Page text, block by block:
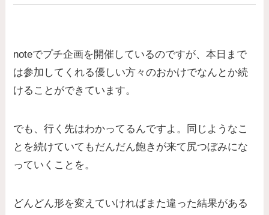
noteでプチ企画を開催しているのですが、本日まで
は参加してくれる優しい方々のおかけでなんとか続
けることができています。
でも、行く先はわかってるんですよ。同じようなこ
とを続けていてもだんだん飽きが来て尻つぼみにな
っていくことを。
どんどん形を変えていければまた違った結果がある